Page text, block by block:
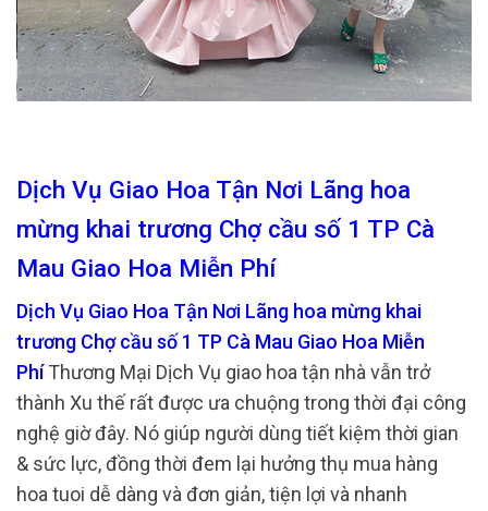
Dịch Vụ Giao Hoa Tận Nơi Lãng hoa
mừng khai trương Chợ cầu số 1 TP Cà
Mau Giao Hoa Miễn Phí
Dịch Vụ Giao Hoa Tận Nơi Lãng hoa mừng khai
trương Chợ cầu số 1 TP Cà Mau Giao Hoa Miễn
PhíThương Mại Dịch Vụ giao hoa tận nhà vẫn trở
thành Xu thế rất được ưa chuộng trong thời đại công
nghệ giờ đây. Nó giúp người dùng tiết kiệm thời gian
& sức lực, đồng thời đem lại hưởng thụ mua hàng
hoa tuoi dễ dàng và đơn giản, tiện lợi và nhanh